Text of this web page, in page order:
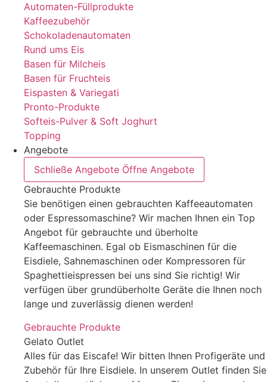
Automaten-Füllprodukte
Kaffeezubehör
Schokoladenautomaten
Rund ums Eis
Basen für Milcheis
Basen für Fruchteis
Eispasten & Variegati
Pronto-Produkte
Softeis-Pulver & Soft Joghurt
Topping
Angebote
Schließe Angebote Öffne Angebote
Gebrauchte Produkte
Sie benötigen einen gebrauchten Kaffeeautomaten
oder Espressomaschine? Wir machen Ihnen ein Top
Angebot für gebrauchte und überholte
Kaffeemaschinen. Egal ob Eismaschinen für die
Eisdiele, Sahnemaschinen oder Kompressoren für
Spaghettieispressen bei uns sind Sie richtig! Wir
verfügen über grundüberholte Geräte die Ihnen noch
lange und zuverlässig dienen werden!
Gebrauchte Produkte
Gelato Outlet
Alles für das Eiscafe! Wir bitten Ihnen Profigeräte und
Zubehör für Ihre Eisdiele. In unserem Outlet finden Sie